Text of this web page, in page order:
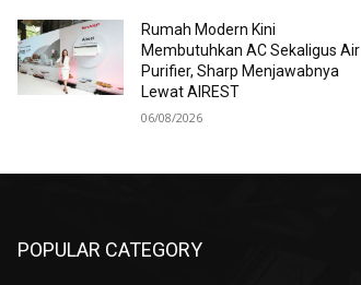
Rumah Modern Kini
Membutuhkan AC Sekaligus Air
Purifier, Sharp Menjawabnya
Lewat AIREST
06/08/2026
POPULAR CATEGORY